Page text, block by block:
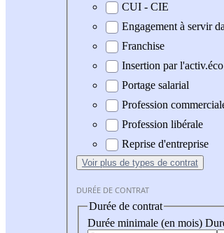
CUI - CIE
Engagement à servir
Franchise
Insertion par
Portage salarial
Profession
Profession libérale
Reprise d'entreprise
Voir plus de types de contrat
DURÉE DE CONTRAT
Durée de contrat
Durée minimale (en mois)